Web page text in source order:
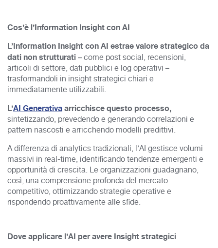
Cos’è l’Information Insight con AI
L’Information Insight con AI estrae valore strategico da
dati non strutturati– come post social, recensioni,
articoli di settore, dati pubblici e log operativi –
trasformandoli in insight strategici chiari e
immediatamente utilizzabili.
L’AI Generativaarricchisce questo processo,
sintetizzando, prevedendo e generando correlazioni e
pattern nascosti e arricchendo modelli predittivi.
A differenza di analytics tradizionali, l’AI gestisce volumi
massivi in real-time, identificando tendenze emergenti e
opportunità di crescita. Le organizzazioni guadagnano,
così, una comprensione profonda del mercato
competitivo, ottimizzando strategie operative e
rispondendo proattivamente alle sfide.
Dove applicare l’AI per avere Insight strategici